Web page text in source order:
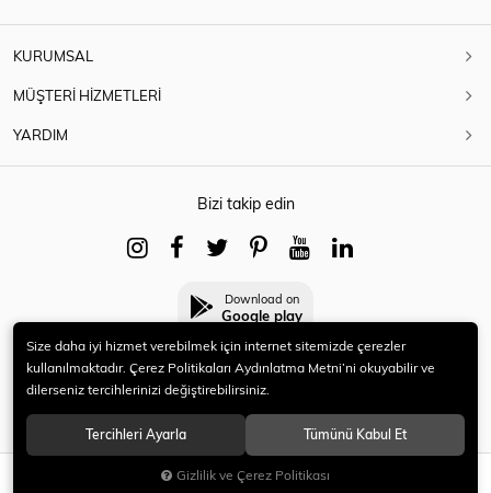
SEPETE EKLE
KURUMSAL
MÜŞTERİ HİZMETLERİ
YARDIM
Bizi takip edin
Download on
Google play
© 2021 HERYENİ. Tüm hakları saklıdır.
Size daha iyi hizmet verebilmek için internet sitemizde çerezler
kullanılmaktadır. Çerez Politikaları Aydınlatma Metni’ni okuyabilir ve
dilerseniz tercihlerinizi değiştirebilirsiniz.
Tercihleri Ayarla Tümünü Kabul Et
Gizlilik ve Çerez Politikası